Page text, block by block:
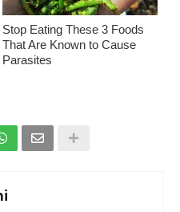
Stop Eating These 3 Foods
That Are Known to Cause
Parasites